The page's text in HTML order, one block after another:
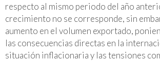
respecto al mismo periodo del año
crecimiento no se corresponde, sin
aumento en el volumen exportado,
las consecuencias directas en la
situación inflacionaria y las tensiones